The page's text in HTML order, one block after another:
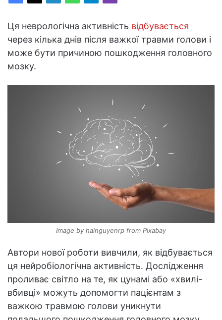
Ця неврологічна активність відбувається
через кілька днів після важкої травми голови і
може бути причиною пошкодження головного
мозку.
Image by hainguyenrp from Pixabay
Автори нової роботи вивчили, як відбувається
ця нейробіологічна активність. Дослідження
проливає світло на те, як цунамі або «хвилі-
вбивці» можуть допомогти пацієнтам з
важкою травмою голови уникнути